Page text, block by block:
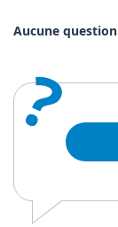
Aucune question
?